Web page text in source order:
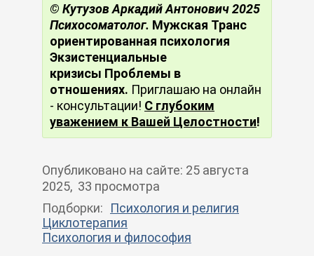
© Кутузов Аркадий Антонович 2025
Психосоматолог. Мужская Транс
ориентированная психология
Экзистенциальные
кризисы Проблемы в
отношениях. Приглашаю на онлайн
- консультации! С глубоким
уважением к Вашей Целостности!
Опубликовано на сайте: 25 августа
2025, 33 просмотра
Подборки:
Психология и религия
Циклотерапия
Психология и философия